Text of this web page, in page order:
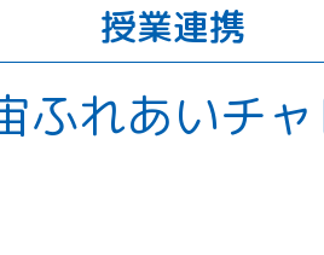
授業連携
ふれあいチ